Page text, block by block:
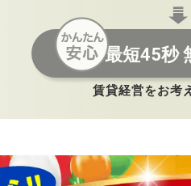
最短45秒
賃貸経営をお考